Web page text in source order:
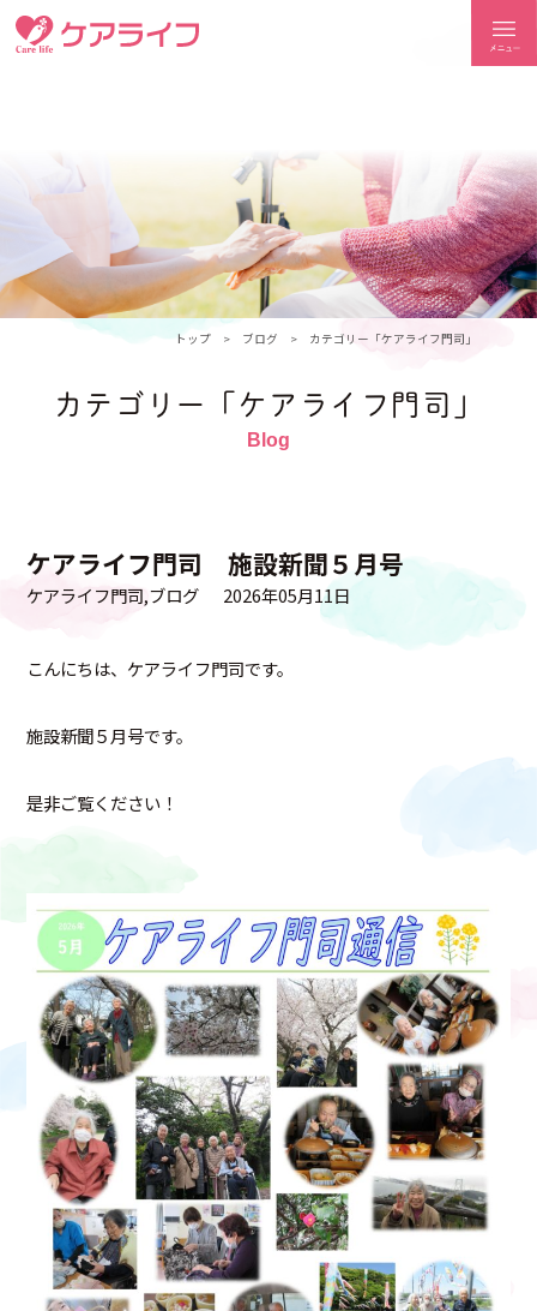
トップ ブログ カテゴリー「ケアライフ門司」
カテゴリー「ケアライフ門司」
ケアライフ門司 施設新聞５月号
ケアライフ門司 ブログ 2026年05月11日
こんにちは、ケアライフ門司です。
施設新聞５月号です。
是非ご覧ください！